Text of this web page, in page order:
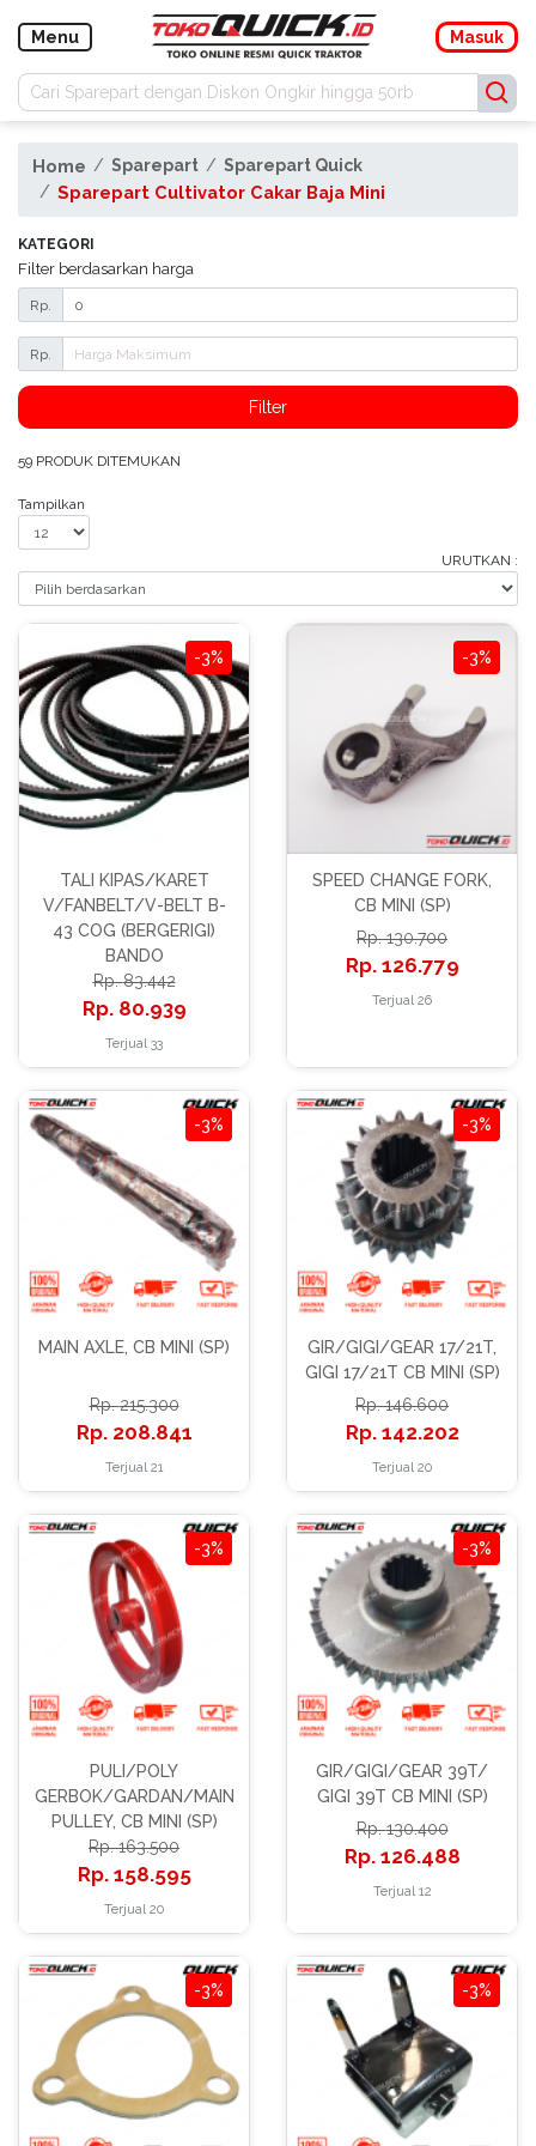
Navigasi
Masuk Daftar
Buku
Manual
Promo
Blog
Bantuan
Kritik
dan
Saran
Menu Masuk
Home Sparepart Sparepart Quick
Sparepart Cultivator Cakar Baja Mini
KATEGORI
Filter berdasarkan harga
Rp.
Rp.
Filter
59 PRODUK DITEMUKAN
Tampilkan
URUTKAN :
-3%
TALI KIPAS/KARET
V/FANBELT/V-BELT B-
43 COG (BERGERIGI)
BANDO
83.442
80.939
Terjual 33
-3%
SPEED CHANGE FORK,
CB MINI (SP)
130.700
126.779
Terjual 26
-3%
MAIN AXLE, CB MINI (SP)
215.300
208.841
Terjual 21
-3%
GIR/GIGI/GEAR 17/21T,
GIGI 17/21T CB MINI (SP)
146.600
142.202
Terjual 20
-3%
PULI/POLY
GERBOK/GARDAN/MAIN
PULLEY, CB MINI (SP)
163.500
158.595
Terjual 20
-3%
GIR/GIGI/GEAR 39T/
GIGI 39T CB MINI (SP)
130.400
126.488
Terjual 12
-3% -3%